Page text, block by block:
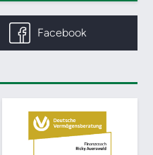
Facebook